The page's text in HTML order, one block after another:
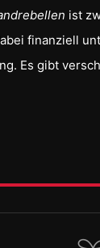
ist
finanziell
Es gibt